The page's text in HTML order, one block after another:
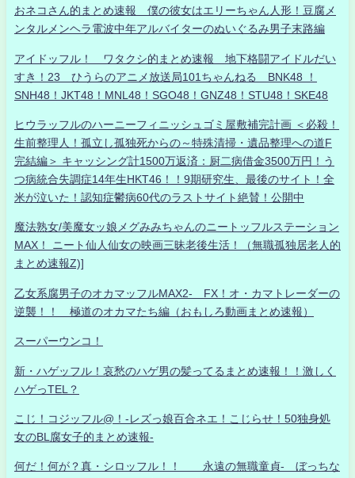
おネコさん的まとめ速報 僕の彼女はエリーちゃん人形！豆腐メ
ンタルメンヘラ電波中年アルバイターのぬいぐるみ男子末路編
アイドッフル！ ワタクシ的まとめ速報 地下格闘アイドルだい
すき！23 ひうらのアニメ放送局101ちゃんねる BNK48 ！
SNH48！JKT48！MNL48！SGO48！GNZ48！STU48！SKE48
ヒウラッフルのハーニーフィニッシュゴミ屋敷補完計画 ＜必殺！
生前整理人！孤立し孤独死からの～特殊清掃・遺品整理への道F
完結編＞ キャッシング計1500万返済：厨二病借金3500万円！う
つ病統合失調症14年生HKT46！！9期研究生、最後のサイト！全
米が泣いた！認知症鬱病60代のラストサイト絶賛！公開中
魔法熟女/美魔女ッ娘メグみみちゃんのニートッフルステーション
MAX！ ニート仙人仙女の映画三昧老後生活！（無職孤独居老人的
まとめ速報Z)]
乙女系腐男子のオカマッフルMAX2- FX！オ・カマトレーダーの
逆襲！！ 極道のオカマたち編（おもしろ動画まとめ速報）
スーパーウンコ！
新・ハゲッフル！哀愁のハゲ男の髪ってるまとめ速報！！激しく
ハゲっTEL？
こじ！コジッフル@！-レズっ娘百合ネエ！こじらせ！50独身処
女のBL腐女子的まとめ速報-
何だ！何が？真・シロッフル！！ 永遠の無職童貞- ぼっちな